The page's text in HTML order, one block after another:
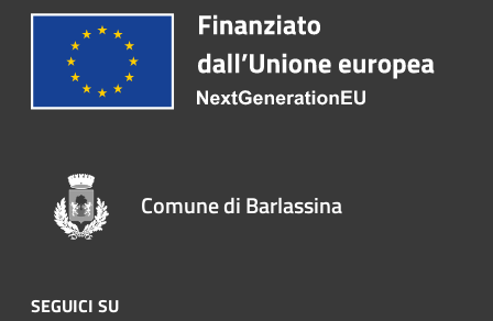
Comune di Barlassina
SEGUICI SU